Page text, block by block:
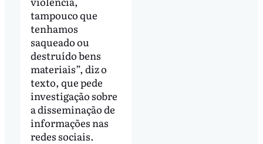
tampouco que
tenhamos
saqueado ou
destruído bens
materiais”, diz o
texto, que pede
investigação sobre
a disseminação de
informações nas
redes sociais.